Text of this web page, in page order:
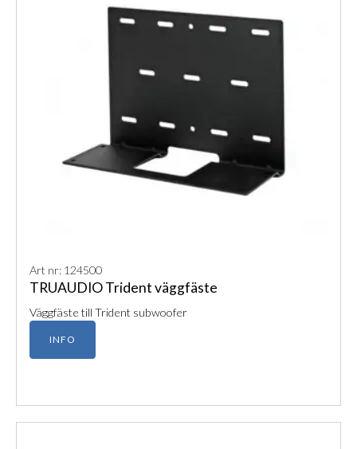
Art nr: 124500
TRUAUDIO Trident väggfäste
Väggfäste till Trident subwoofer
INFO